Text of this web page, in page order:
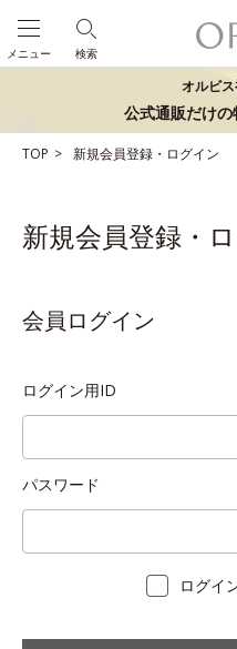
検索
メニュー
オルビ
公式通販だけの
TOP 新規会員登録・ログイン
新規会員登録・
会員ログイン
ログイン用ID
パスワード
ログイ